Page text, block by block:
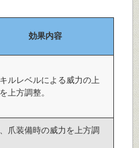
効果内容
キルレベルによる威力の上
上方調整。
、爪装備時の威力を上方調